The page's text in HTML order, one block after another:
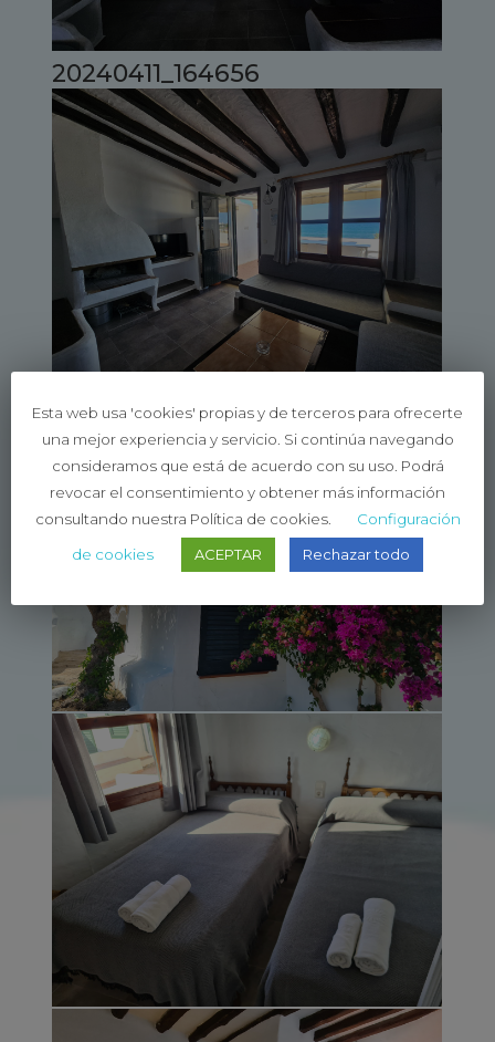
20240411_164656
20240411_164608
Esta web usa 'cookies' propias y de terceros para ofrecerte
una mejor experiencia y servicio. Si continúa navegando
consideramos que está de acuerdo con su uso. Podrá
revocar el consentimiento y obtener más información
consultando nuestra Política de cookies.
Configuración
de cookies
ACEPTAR Rechazar todo